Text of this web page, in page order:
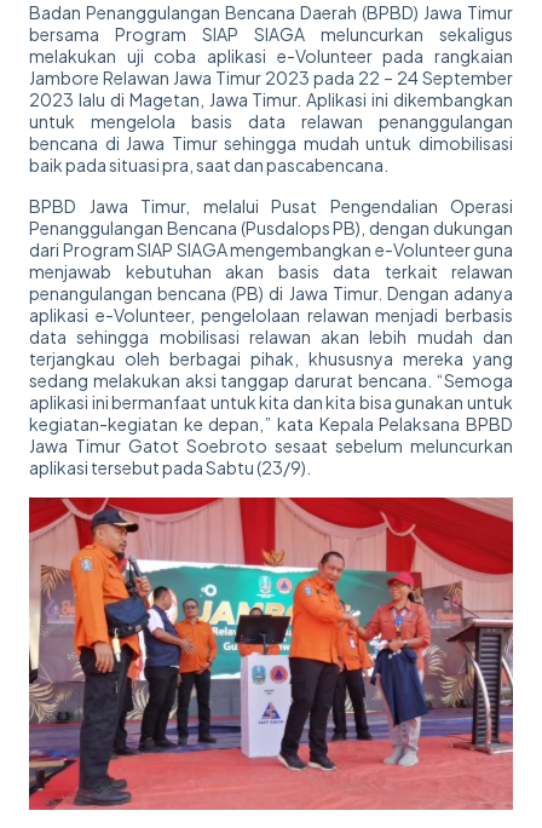
Badan Penanggulangan Bencana Daerah (BPBD) Jawa Timur
bersama Program SIAP SIAGA meluncurkan sekaligus
melakukan uji coba aplikasi e-Volunteer pada rangkaian
Jambore Relawan Jawa Timur 2023 pada 22 – 24 September
2023 lalu di Magetan, Jawa Timur. Aplikasi ini dikembangkan
untuk mengelola basis data relawan penanggulangan
bencana di Jawa Timur sehingga mudah untuk dimobilisasi
baik pada situasi pra, saat dan pascabencana.
BPBD Jawa Timur, melalui Pusat Pengendalian Operasi
Penanggulangan Bencana (Pusdalops PB), dengan dukungan
dari Program SIAP SIAGA mengembangkan e-Volunteer guna
menjawab kebutuhan akan basis data terkait relawan
penangulangan bencana (PB) di Jawa Timur. Dengan adanya
aplikasi e-Volunteer, pengelolaan relawan menjadi berbasis
data sehingga mobilisasi relawan akan lebih mudah dan
terjangkau oleh berbagai pihak, khususnya mereka yang
sedang melakukan aksi tanggap darurat bencana. “Semoga
aplikasi ini bermanfaat untuk kita dan kita bisa gunakan untuk
kegiatan-kegiatan ke depan,” kata Kepala Pelaksana BPBD
Jawa Timur Gatot Soebroto sesaat sebelum meluncurkan
aplikasi tersebut pada Sabtu (23/9).